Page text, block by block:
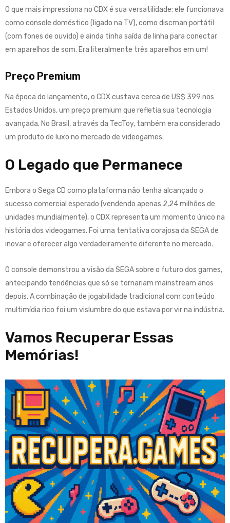
O que mais impressiona no CDX é sua versatilidade: ele funcionava
como console doméstico (ligado na TV), como discman portátil
(com fones de ouvido) e ainda tinha saída de linha para conectar
em aparelhos de som. Era literalmente três aparelhos em um!
Preço Premium
Na época do lançamento, o CDX custava cerca de US$ 399 nos
Estados Unidos, um preço premium que refletia sua tecnologia
avançada. No Brasil, através da TecToy, também era considerado
um produto de luxo no mercado de videogames.
O Legado que Permanece
Embora o Sega CD como plataforma não tenha alcançado o
sucesso comercial esperado (vendendo apenas 2,24 milhões de
unidades mundialmente), o CDX representa um momento único na
história dos videogames. Foi uma tentativa corajosa da SEGA de
inovar e oferecer algo verdadeiramente diferente no mercado.
O console demonstrou a visão da SEGA sobre o futuro dos games,
antecipando tendências que só se tornariam mainstream anos
depois. A combinação de jogabilidade tradicional com conteúdo
multimídia rico foi um vislumbre do que estava por vir na indústria.
Vamos Recuperar Essas
Memórias!